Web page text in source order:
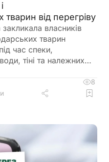
тварин від перегріву
власників
тварин
час спеки,
тіні та належних
у зачинених
під прямим сонячним
8